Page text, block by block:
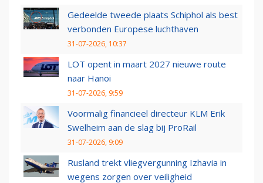
Gedeelde tweede plaats Schiphol als best
verbonden Europese luchthaven
31-07-2026, 10:37
LOT opent in maart 2027 nieuwe route
naar Hanoi
31-07-2026, 9:59
Voormalig financieel directeur KLM Erik
Swelheim aan de slag bij ProRail
31-07-2026, 9:09
Rusland trekt vliegvergunning Izhavia in
wegens zorgen over veiligheid